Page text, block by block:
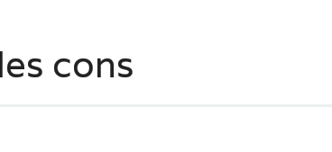
cons